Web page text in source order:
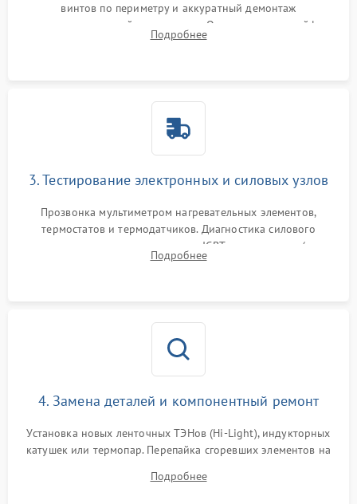
винтов по периметру и аккуратный демонтаж
стеклокерамической поверхности. Отсоединение шлейфов
сенсорного блока для доступа к силовым платам, катушкам
Подробнее
3. Тестирование электронных и силовых узлов
Прозвонка мультиметром нагревательных элементов,
термостатов и термодатчиков. Диагностика силового
модуля, реле, диодных мостов и IGBT-транзисторов (для
индукции). Проверка кранов и газ-контроля (для газовых
Подробнее
4. Замена деталей и компонентный ремонт
Установка новых ленточных ТЭНов (Hi-Light), индукторных
катушек или термопар. Перепайка сгоревших элементов на
дорожек. Очистка контактов и замена поврежденной
Подробнее